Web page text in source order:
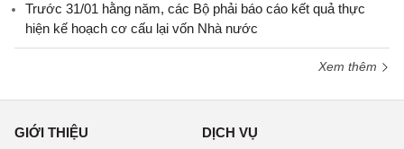
Trước 31/01 hằng năm, các Bộ phải báo cáo kết quả thực
hiện kế hoạch cơ cấu lại vốn Nhà nước
Xem thêm
GIỚI THIỆU DỊCH VỤ